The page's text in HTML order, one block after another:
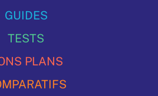
GUIDES
TESTS
PLANS